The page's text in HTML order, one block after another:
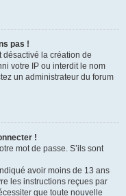
pas !
désactivé la création de
votre IP ou interdit le nom
un administrateur du forum
!
mot de passe. S’ils sont
avoir moins de 13 ans
les instructions reçues par
que toute nouvelle